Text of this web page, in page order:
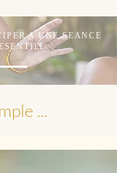
A UNE SEANCE
...